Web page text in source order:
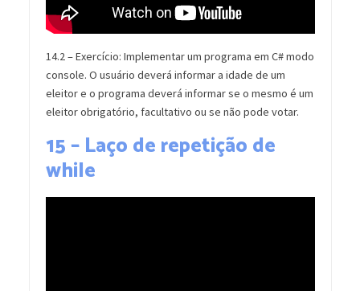
14.2 – Exercício: Implementar um programa em C# modo
console. O usuário deverá informar a idade de um
eleitor e o programa deverá informar se o mesmo é um
eleitor obrigatório, facultativo ou se não pode votar.
15 – Laço de repetição de
while